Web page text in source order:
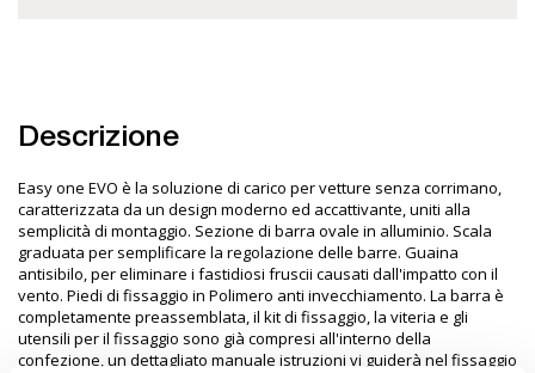
Descrizione
Easy one EVO è la soluzione di carico per vetture senza corrimano,
caratterizzata da un design moderno ed accattivante, uniti alla
semplicità di montaggio. Sezione di barra ovale in alluminio. Scala
graduata per semplificare la regolazione delle barre. Guaina
antisibilo, per eliminare i fastidiosi fruscii causati dall'impatto con il
vento. Piedi di fissaggio in Polimero anti invecchiamento. La barra è
completamente preassemblata, il kit di fissaggio, la viteria e gli
utensili per il fissaggio sono già compresi all'interno della
confezione, un dettagliato manuale istruzioni vi guiderà nel fissaggio